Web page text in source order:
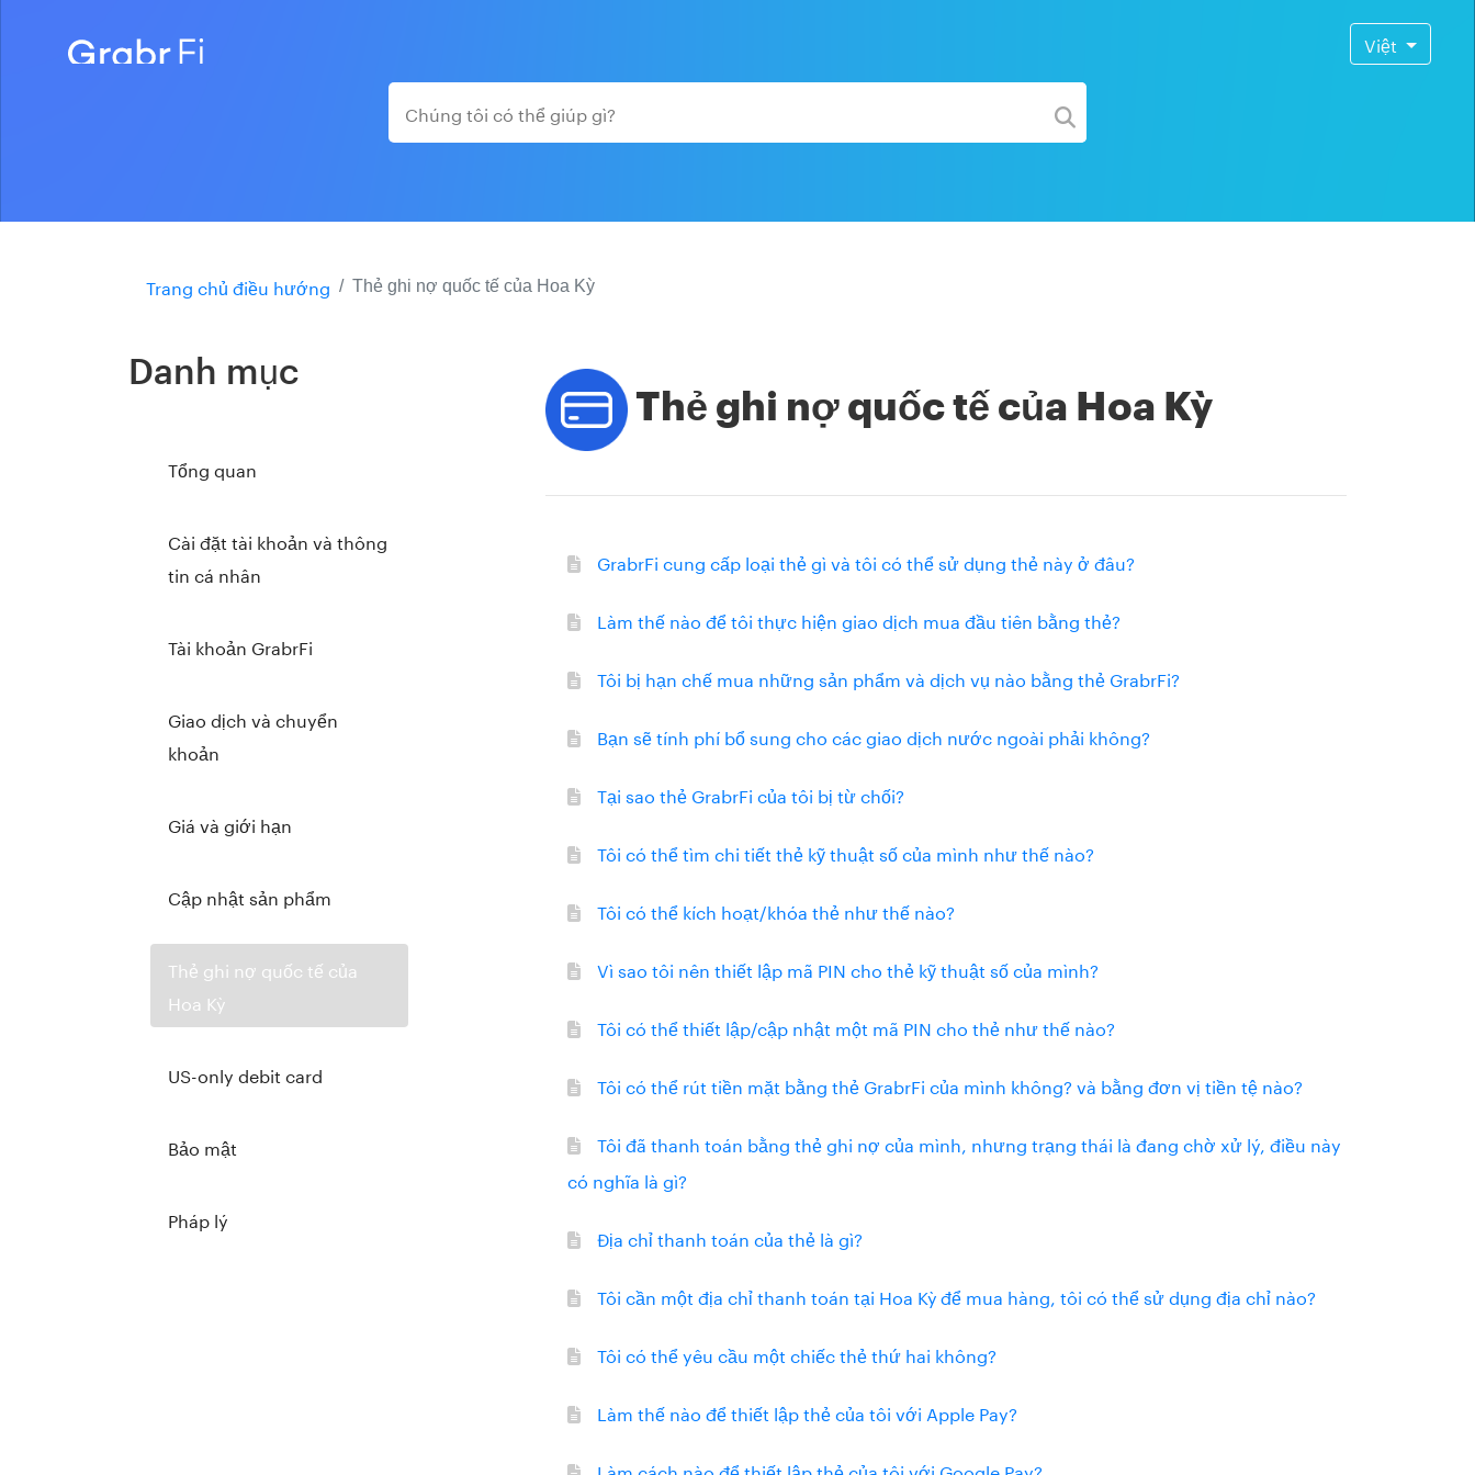
Việt
Trang chủ điều hướng Thẻ ghi nợ quốc tế của Hoa Kỳ
Danh mục
Tổng quan
Cài đặt tài khoản và thông
tin cá nhân
Tài khoản GrabrFi
Giao dịch và chuyển
khoản
Giá và giới hạn
Cập nhật sản phẩm
Thẻ ghi nợ quốc tế của
Hoa Kỳ
US-only debit card
Bảo mật
Pháp lý
Thẻ ghi nợ quốc tế của Hoa Kỳ
GrabrFi cung cấp loại thẻ gì và tôi có thể sử dụng thẻ này ở đâu?
Làm thế nào để tôi thực hiện giao dịch mua đầu tiên bằng thẻ?
Tôi bị hạn chế mua những sản phẩm và dịch vụ nào bằng thẻ GrabrFi?
Bạn sẽ tính phí bổ sung cho các giao dịch nước ngoài phải không?
Tại sao thẻ GrabrFi của tôi bị từ chối?
Tôi có thể tìm chi tiết thẻ kỹ thuật số của mình như thế nào?
Tôi có thể kích hoạt/khóa thẻ như thế nào?
Vì sao tôi nên thiết lập mã PIN cho thẻ kỹ thuật số của mình?
Tôi có thể thiết lập/cập nhật một mã PIN cho thẻ như thế nào?
Tôi có thể rút tiền mặt bằng thẻ GrabrFi của mình không? và bằng đơn vị tiền tệ nào?
Tôi đã thanh toán bằng thẻ ghi nợ của mình, nhưng trạng thái là đang chờ xử lý, điều này
có nghĩa là gì?
Địa chỉ thanh toán của thẻ là gì?
Tôi cần một địa chỉ thanh toán tại Hoa Kỳ để mua hàng, tôi có thể sử dụng địa chỉ nào?
Tôi có thể yêu cầu một chiếc thẻ thứ hai không?
Làm thế nào để thiết lập thẻ của tôi với Apple Pay?